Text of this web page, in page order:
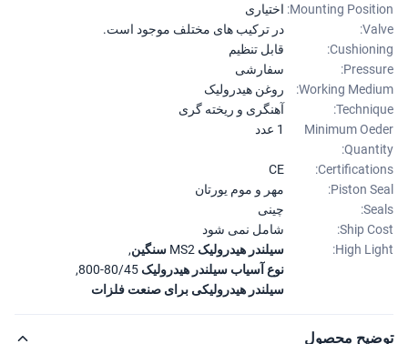
Mounting اختیاری
در ترکیب های مختلف موجود است.
قابل تنظیم
سفارشی
Working
روغن هیدرولیک
آهنگری و ریخته گری
Minimum
1 عدد
Piston
مهر و موم یورتان
Ship
شامل نمی شود
High
سیلندر هیدرولیک MS2 سنگین
,
نوع آسیاب سیلندر هیدرولیک 80/45-800
,
سیلندر هیدرولیکی برای صنعت فلزات
محصول